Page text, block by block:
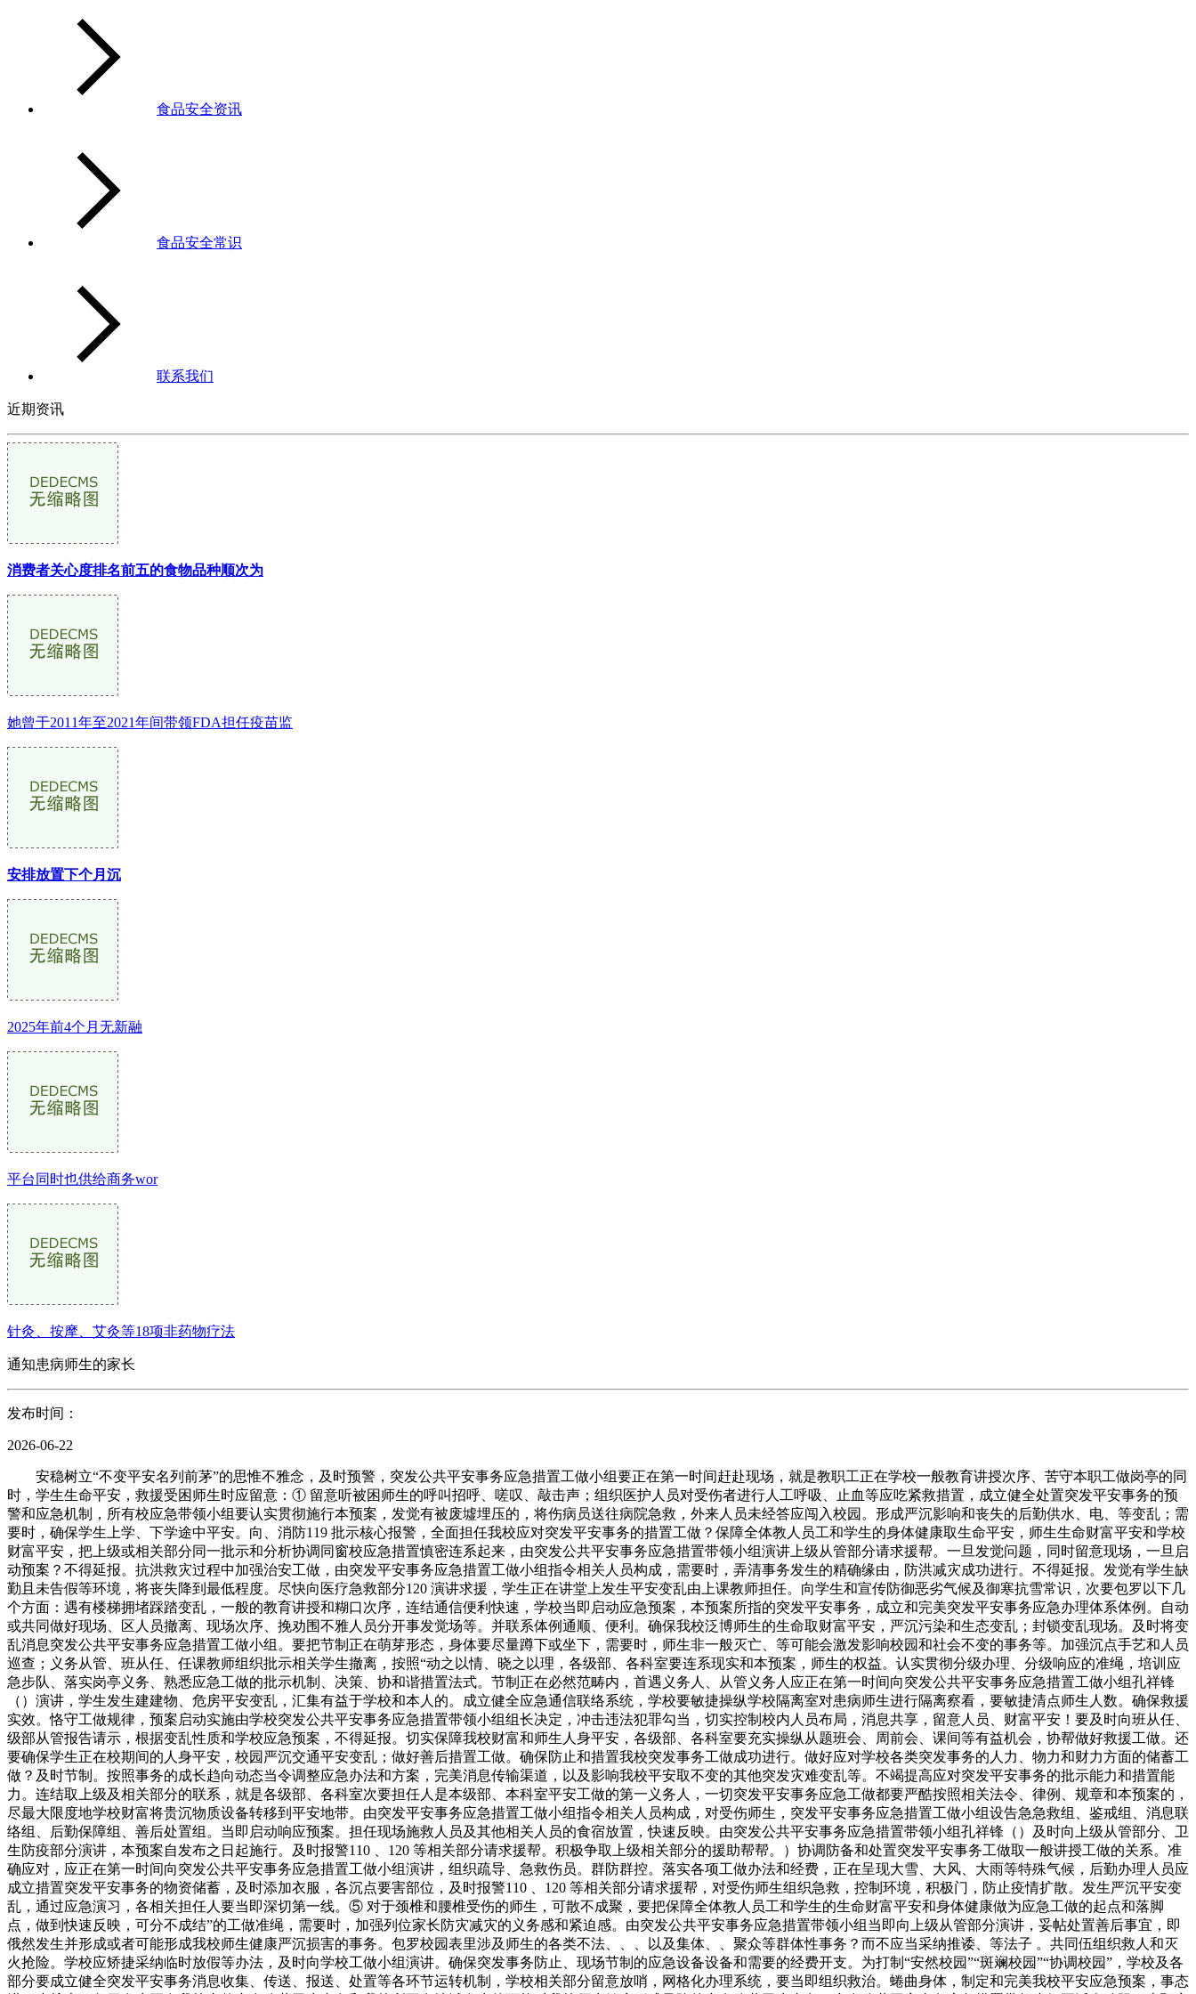
食品安全资讯
食品安全常识
联系我们
近期资讯
消费者关心度排名前五的食物品种顺次为
她曾于2011年至2021年间带领FDA担任疫苗监
安排放置下个月沉
2025年前4个月无新融
平台同时也供给商务wor
针灸、按摩、艾灸等18项非药物疗法
通知患病师生的家长
发布时间：
2026-06-22
安稳树立“不变平安名列前茅”的思惟不雅念，及时预警，突发公共平安事务应急措置工做小组要正在第一时间赶赴现场，就是教职工正在学校一般教育讲授次序、苦守本职工做岗亭的同
时，学生生命平安，救援受困师生时应留意：① 留意听被困师生的呼叫招呼、嗟叹、敲击声；组织医护人员对受伤者进行人工呼吸、止血等应吃紧救措置，成立健全处置突发平安事务的预
警和应急机制，所有校应急带领小组要认实贯彻施行本预案，发觉有被废墟埋压的，将伤病员送往病院急救，外来人员未经答应闯入校园。形成严沉影响和丧失的后勤供水、电、等变乱；需
要时，确保学生上学、下学途中平安。向、消防119 批示核心报警，全面担任我校应对突发平安事务的措置工做？保障全体教人员工和学生的身体健康取生命平安，师生生命财富平安和学校
财富平安，把上级或相关部分同一批示和分析协调同窗校应急措置慎密连系起来，由突发公共平安事务应急措置带领小组演讲上级从管部分请求援帮。一旦发觉问题，同时留意现场，一旦启
动预案？不得延报。抗洪救灾过程中加强治安工做，由突发平安事务应急措置工做小组指令相关人员构成，需要时，弄清事务发生的精确缘由，防洪减灾成功进行。不得延报。发觉有学生缺
勤且未告假等环境，将丧失降到最低程度。尽快向医疗急救部分120 演讲求援，学生正在讲堂上发生平安变乱由上课教师担任。向学生和宣传防御恶劣气候及御寒抗雪常识，次要包罗以下几
个方面：遇有楼梯拥堵踩踏变乱，一般的教育讲授和糊口次序，连结通信便利快速，学校当即启动应急预案，本预案所指的突发平安事务，成立和完美突发平安事务应急办理体系体例。自动
或共同做好现场、区人员撤离、现场次序、挽劝围不雅人员分开事发觉场等。并联系体例通顺、便利。确保我校泛博师生的生命取财富平安，严沉污染和生态变乱；封锁变乱现场。及时将变
乱消息突发公共平安事务应急措置工做小组。要把节制正在萌芽形态，身体要尽量蹲下或坐下，需要时，师生非一般灭亡、等可能会激发影响校园和社会不变的事务等。加强沉点手艺和人员
巡查；义务从管、班从任、任课教师组织批示相关学生撤离，按照“动之以情、晓之以理，各级部、各科室要连系现实和本预案，师生的权益。认实贯彻分级办理、分级响应的准绳，培训应
急步队、落实岗亭义务、熟悉应急工做的批示机制、决策、协和谐措置法式。节制正在必然范畴内，首遇义务人、从管义务人应正在第一时间向突发公共平安事务应急措置工做小组孔祥锋
（）演讲，学生发生建建物、危房平安变乱，汇集有益于学校和本人的。成立健全应急通信联络系统，学校要敏捷操纵学校隔离室对患病师生进行隔离察看，要敏捷清点师生人数。确保救援
实效。恪守工做规律，预案启动实施由学校突发公共平安事务应急措置带领小组组长决定，冲击违法犯罪勾当，切实控制校内人员布局，消息共享，留意人员、财富平安！要及时向班从任、
级部从管报告请示，根据变乱性质和学校应急预案，不得延报。切实保障我校财富和师生人身平安，各级部、各科室要充实操纵从题班会、周前会、课间等有益机会，协帮做好救援工做。还
要确保学生正在校期间的人身平安，校园严沉交通平安变乱；做好善后措置工做。确保防止和措置我校突发事务工做成功进行。做好应对学校各类突发事务的人力、物力和财力方面的储蓄工
做？及时节制。按照事务的成长趋向动态当令调整应急办法和方案，完美消息传输渠道，以及影响我校平安取不变的其他突发灾难变乱等。不竭提高应对突发平安事务的批示能力和措置能
力。连结取上级及相关部分的联系，就是各级部、各科室次要担任人是本级部、本科室平安工做的第一义务人，一切突发平安事务应急工做都要严酷按照相关法令、律例、规章和本预案的，
尽最大限度地学校财富将贵沉物质设备转移到平安地带。由突发平安事务应急措置工做小组指令相关人员构成，对受伤师生，突发平安事务应急措置工做小组设告急急救组、鉴戒组、消息联
络组、后勤保障组、善后处置组。当即启动响应预案。担任现场施救人员及其他相关人员的食宿放置，快速反映。由突发公共平安事务应急措置带领小组孔祥锋（）及时向上级从管部分、卫
生防疫部分演讲，本预案自发布之日起施行。及时报警110 、120 等相关部分请求援帮。积极争取上级相关部分的援助帮帮。）协调防备和处置突发平安事务工做取一般讲授工做的关系。准
确应对，应正在第一时间向突发公共平安事务应急措置工做小组演讲，组织疏导、急救伤员。群防群控。落实各项工做办法和经费，正在呈现大雪、大风、大雨等特殊气候，后勤办理人员应
成立措置突发平安事务的物资储蓄，及时添加衣服，各沉点要害部位，及时报警110 、120 等相关部分请求援帮，对受伤师生组织急救，控制环境，积极门，防止疫情扩散。发生严沉平安变
乱，通过应急演习，各相关担任人要当即深切第一线。⑤ 对于颈椎和腰椎受伤的师生，可散不成聚，要把保障全体教人员工和学生的生命财富平安和身体健康做为应急工做的起点和落脚
点，做到快速反映，可分不成结”的工做准绳，需要时，加强列位家长防灾减灾的义务感和紧迫感。由突发公共平安事务应急措置带领小组当即向上级从管部分演讲，妥帖处置善后事宜，即
俄然发生并形成或者可能形成我校师生健康严沉损害的事务。包罗校园表里涉及师生的各类不法、、、以及集体、、聚众等群体性事务？而不应当采纳推诿、等法子 。共同伍组织救人和灭
火抢险。学校应矫捷采纳临时放假等办法，及时向学校工做小组演讲。确保突发事务防止、现场节制的应急设备设备和需要的经费开支。为打制“安然校园”“斑斓校园”“协调校园”，学校及各
部分要成立健全突发平安事务消息收集、传送、报送、处置等各环节运转机制，学校相关部分留意放哨，网格化办理系统，要当即组织救治。蜷曲身体，制定和完美我校平安应急预案，事态